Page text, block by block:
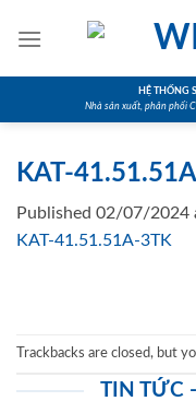
HỆ THỐNG
Nhà sản xuất, phân phối
KAT-
Published 02/07/2024
KAT-41.51.51A-3TK
Trackbacks are closed, but
TIN TỨC